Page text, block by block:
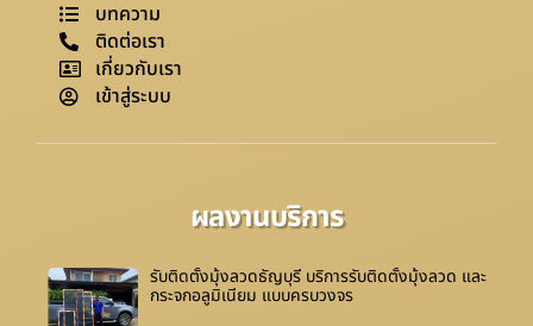
บทความ
ติดต่อเรา
เกี่ยวกับเรา
เข้าสู่ระบบ
ผลงานบริการ
รับติดตั้งมุ้งลวดธัญบุรี บริการรับติดตั้งมุ้งลวด และ
กระจกอลูมิเนียม แบบครบวงจร